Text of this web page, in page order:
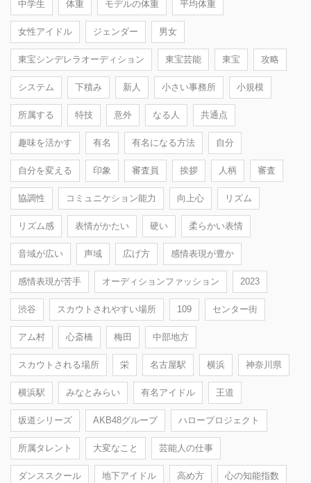
中学生 体重 モデルの体重 平均体重
女性アイドル ジェンダー 男女
東宝シンデレラオーディション 東宝芸能 東宝 攻略
システム 下積み 新人 小さい事務所 小規模
所属する 特技 意外 なる人 共通点
趣味を活かす 有名 有名になる方法 自分
自分を変える 印象 審査員 挨拶 人柄 審査
協調性 コミュニケション能力 向上心 リズム
リズム感 表情がかたい 硬い 柔らかい表情
音域が広い 声域 広げ方 感情表現が豊か
感情表現が苦手 オーディションファッション 2023
渋谷 スカウトされやすい場所 109 センター街
アム村 心斎橋 梅田 中部地方
スカウトされる場所 栄 名古屋駅 横浜 神奈川県
横浜駅 みなとみらい 有名アイドル 王道
坂道シリーズ AKB48グループ ハロープロジェクト
所属タレント 大変なこと 芸能人の仕事
ダンススクール 地下アイドル 高め方 心の知能指数